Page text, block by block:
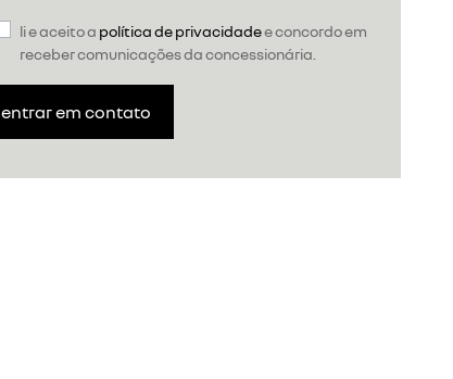
li e aceito a política de privacidadee concordo em
receber comunicações da concessionária.
entrar em contato